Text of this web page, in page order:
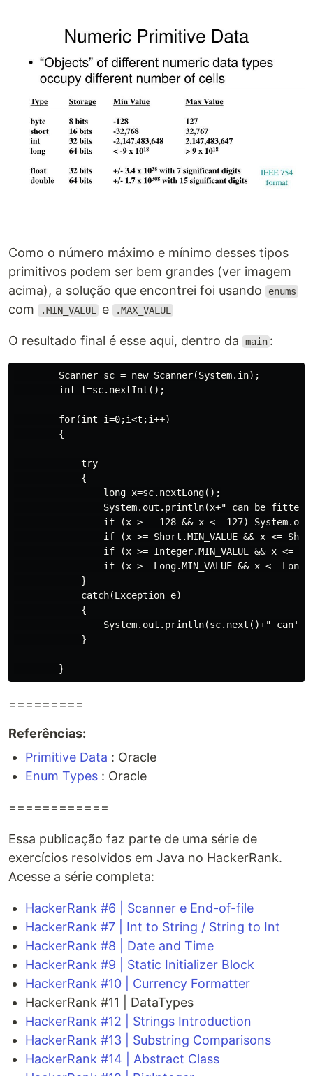
Como o número máximo e mínimo desses tipos
primitivos podem ser bem grandes (ver imagem
acima), a solução que encontrei foi usando
enums
com .MIN_VALUE e .MAX_VALUE
O resultado final é esse aqui, dentro da main :
        Scanner sc = new Scanner(System.in);
        int t=sc.nextInt();
        for(int i=0;i<t;i++)
        {
            try
            {
                long x=sc.nextLong();
System.out.println(x+" can be fitted
if (x >= -128 && x <= 127)
if (x >= Short.MIN_VALUE && x <=
if (x >= Integer.MIN_VALUE && x <=
if (x >= Long.MIN_VALUE && x <=
            }
            catch(Exception e)
            {
System.out.println(sc.next()+" can't
            }
=========
Referências:
Primitive Data : Oracle
Enum Types : Oracle
============
Essa publicação faz parte de uma série de
exercícios resolvidos em Java no HackerRank.
Acesse a série completa:
HackerRank #6 | Scanner e End-of-file
HackerRank #7 | Int to String / String to Int
HackerRank #8 | Date and Time
HackerRank #9 | Static Initializer Block
HackerRank #10 | Currency Formatter
HackerRank #11 | DataTypes
HackerRank #12 | Strings Introduction
HackerRank #13 | Substring Comparisons
HackerRank #14 | Abstract Class